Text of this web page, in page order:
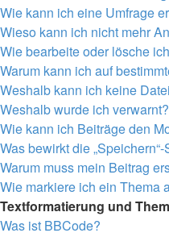
Wie kann ich eine Umfrage
Wieso kann ich nicht mehr
Wie bearbeite oder lösche
Warum kann ich auf
Weshalb kann ich keine
Weshalb wurde ich verwarnt?
Wie kann ich Beiträge den
Was bewirkt die
Warum muss mein Beitrag
Wie markiere ich ein Thema
Textformatierung und
Was ist BBCode?